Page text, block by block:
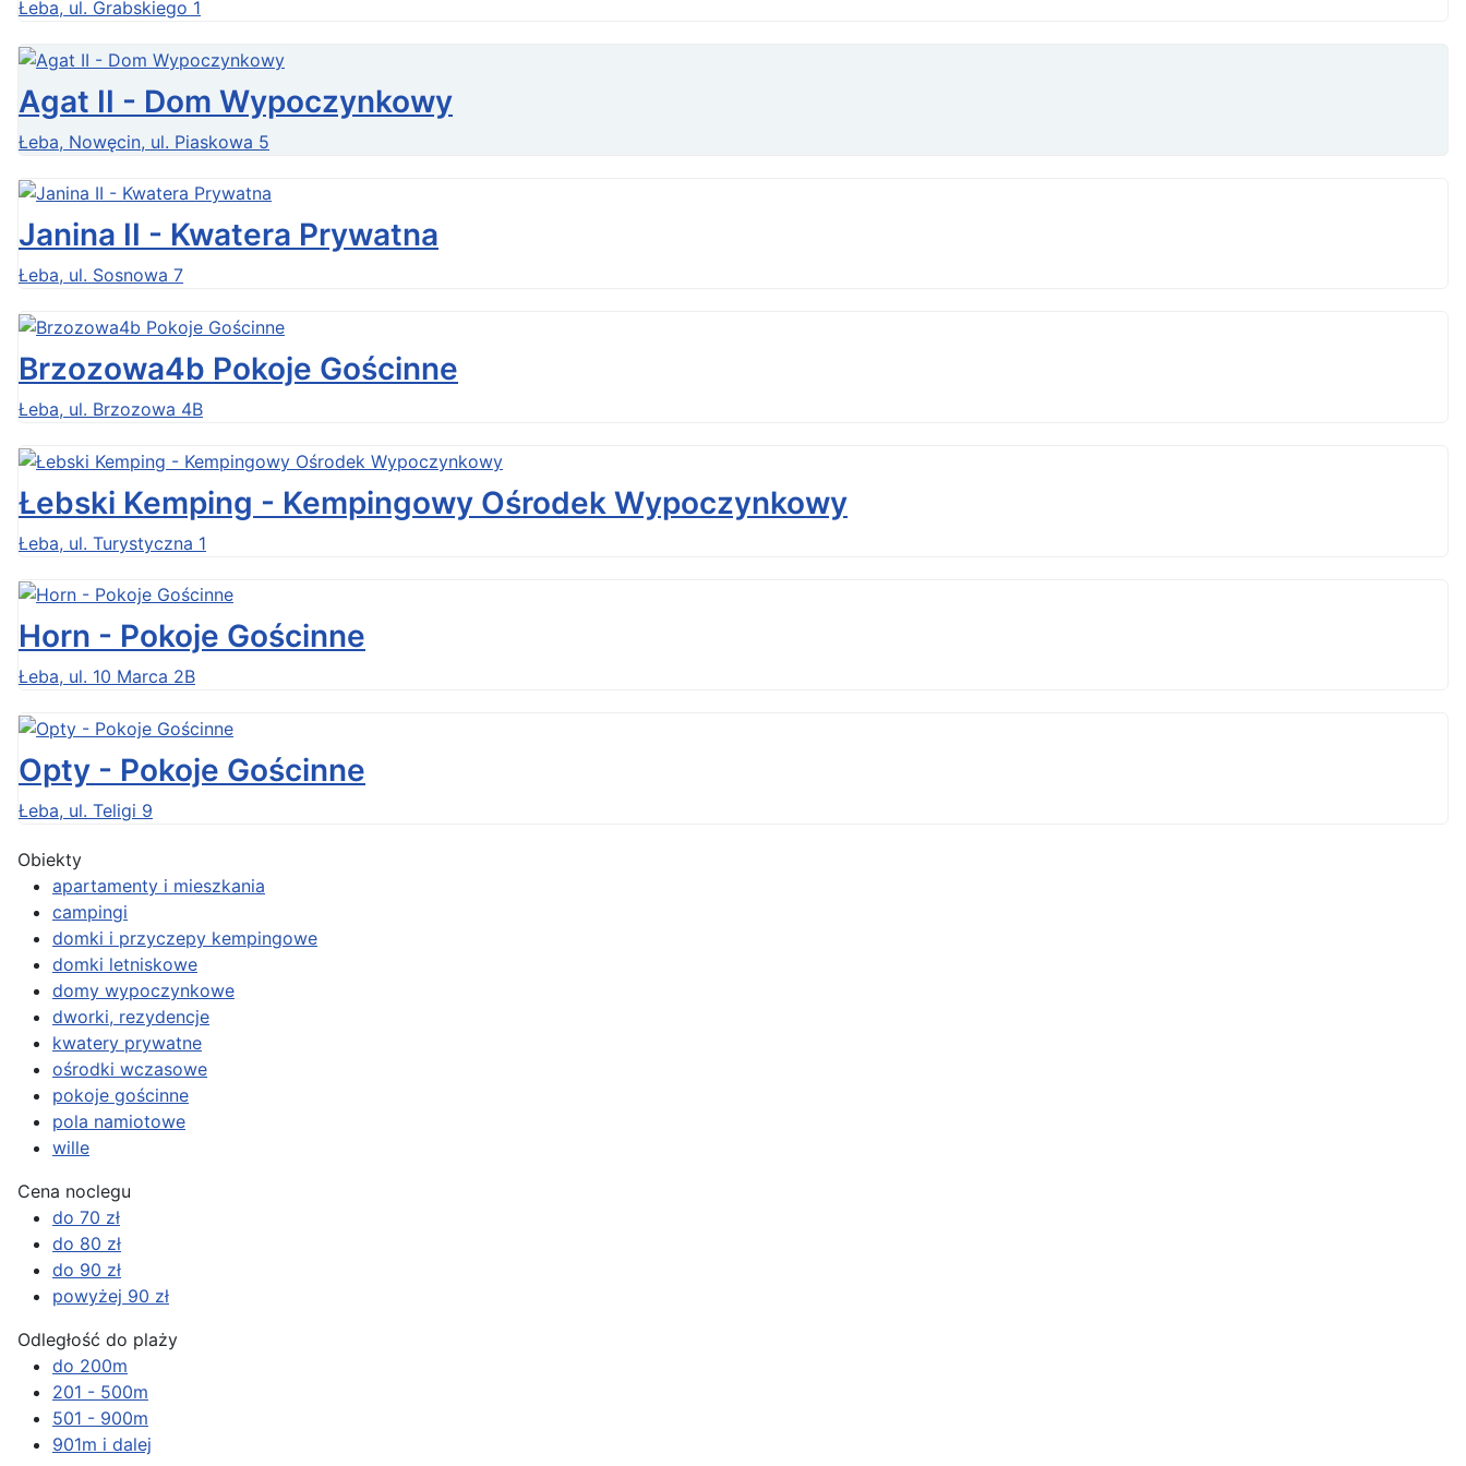
Łeba, ul. Grabskiego 1
Agat II - Dom Wypoczynkowy
Łeba, Nowęcin, ul. Piaskowa 5
Janina II - Kwatera Prywatna
Łeba, ul. Sosnowa 7
Brzozowa4b Pokoje Gościnne
Łeba, ul. Brzozowa 4B
Łebski Kemping - Kempingowy Ośrodek Wypoczynkowy
Łeba, ul. Turystyczna 1
Horn - Pokoje Gościnne
Łeba, ul. 10 Marca 2B
Opty - Pokoje Gościnne
Łeba, ul. Teligi 9
Obiekty
apartamenty i mieszkania
campingi
domki i przyczepy kempingowe
domki letniskowe
domy wypoczynkowe
dworki, rezydencje
kwatery prywatne
ośrodki wczasowe
pokoje gościnne
pola namiotowe
wille
Cena noclegu
do 70 zł
do 80 zł
do 90 zł
powyżej 90 zł
Odległość do plaży
do 200m
201 - 500m
501 - 900m
901m i dalej